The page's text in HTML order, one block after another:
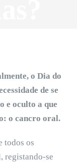
o Dia do
de se
e oculto a que
o cancro oral.
todos os
registando-se